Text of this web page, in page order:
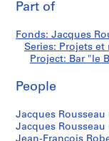
q
u
e
o
s
s
"le
Part of
Fonds: Jacques
Series: Projets et
Project: Bar "le
People
Jacques Rousseau
Jacques Rousseau